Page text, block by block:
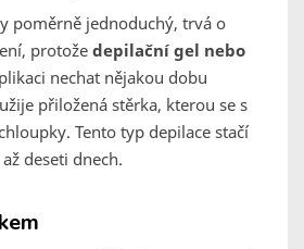
poměrně jednoduchý, trvá o
protože depilační gel nebo
nechat nějakou dobu
přiložená stěrka, kterou se s
Tento typ depilace stačí
deseti dnech.